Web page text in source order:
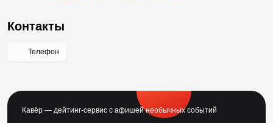
Контакты
Телефон
Кавёр — дейтинг-сервис с афишей необычных событий